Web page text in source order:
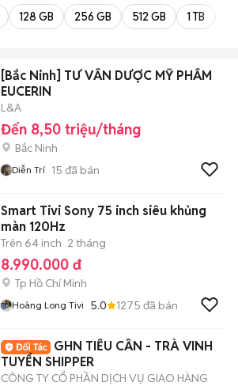
128 GB 256 GB 512 GB 1 TB
[Bắc Ninh] TƯ VẤN DƯỢC MỸ PHẨM
EUCERIN
L&A
Đến 8,50 triệu/tháng
Bắc Ninh
Diễn Trí 15 đã bán
Smart Tivi Sony 75 inch siêu khủng
màn 120Hz
Trên 64 inch 2 tháng
8.990.000 đ
Tp Hồ Chí Minh
Hoàng Long Tivi 5.0 1275 đã bán
GHN TIỂU CẦN - TRÀ VINH
TUYỂN SHIPPER
CÔNG TY CỔ PHẦN DỊCH VỤ GIAO HÀNG